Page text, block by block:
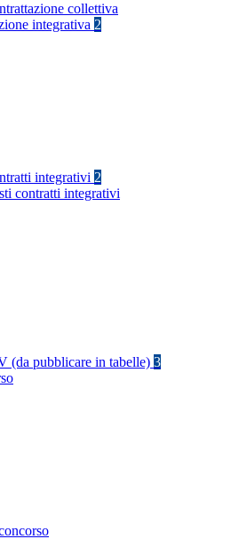
collettiva
integrativa 2
integrativi 2
contratti integrativi
(da pubblicare in tabelle) 3